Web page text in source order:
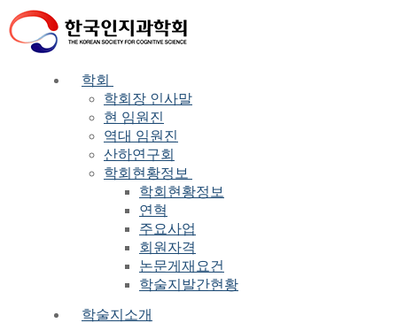
Skip
to
content
Menu
Close
학회
학회장 인사말
현 임원진
역대 임원진
산하연구회
학회현황정보
학회현황정보
연혁
주요사업
회원자격
논문게재요건
학술지발간현황
학술지소개